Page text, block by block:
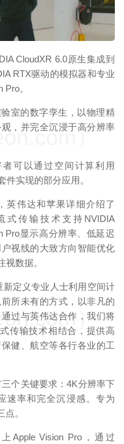
CloudXR 6.0原生集成到
RTX驱动的模拟器和专业
。
室的数字孪生，以物理精
，并完全沉浸于高分辨率
可以通过空间计算利用
件实现的部分应用。
英伟达和苹果详细介绍了
式传输技术支持NVIDIA
Pro显示高分辨率、低延迟
视线的大致方向智能优化
数据。
新定义专业人士利用空间计
所未有的方式，以非凡的
过与英伟达合作，我们将
传输技术相结合，提供高
健、航空等各行各业的工
个关键要求：4K分辨率下
速率和完全沉浸感。专为
。
Apple Vision Pro，通过
）
）